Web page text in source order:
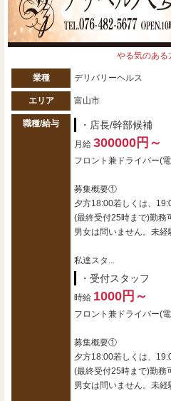
やる気のある
業種 デリバリーヘルス
エリア 富山市
職種/給与 ・店長/幹部候補
月給 300000円～
フロント兼ドライバー(
募集概要①
夕方18:00若しくは、
(最終受付25時まで)勤務
男女は問いません。未経
私達スタ...
・受付スタッフ
時給 1000円～
フロント兼ドライバー(
募集概要①
夕方18:00若しくは、
(最終受付25時まで)勤務
男女は問いません。未経